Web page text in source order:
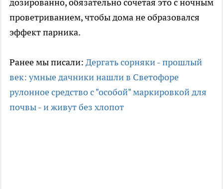
дозированно, обязательно сочетая это с ночным
проветриванием, чтобы дома не образовался
эффект парника.
Ранее мы писали: Дергать сорняки - прошлый
век: умные дачники нашли в Светофоре
рулонное средство с "особой" маркировкой для
почвы - и живут без хлопот